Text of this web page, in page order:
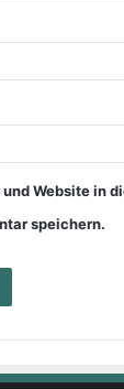
Website in
speichern.